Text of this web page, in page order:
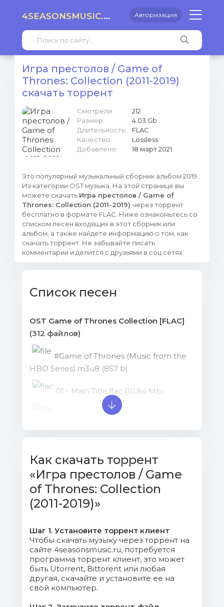
4SEASONSMUSIC.RU Авторизация
Игра престолов / Game of
Thrones: Collection (2011-2019)
скачать торрент
Смотрели:
212
Размер:
4.03 Gb
Длительность:
FLAC
Качество:
Lossless
Добавлено:
18 март 2021
Это популярный музыкальный сборник альбом 2019 .
Из категории OST музыка, На этой странице вы
можете скачать Игра престолов / Game of
Thrones: Collection (2011-2019) через торрент
бесплатно в формате FLAC. Ниже ознакомьтесь со
списком песен входящих в этот сборник или
альбом, а также найдете информацию о том, как
скачать торрент. Не забывайте писать
комментарии и делится с друзьями в соц сетях.
Список песен
OST Game of Thrones Collection [FLAC]
(312 файлов)
#Game of Thrones (Music from the
HBO Series).m3u8 (857 b)
01 - Main Title.flac (10.84 Mb)
02 - North Of The Wall.flac (16.23
04 - The Kingsroad.flac (9.72 Mb)
05 - The King's Arrival.flac (20.3 Mb)
07 - A Raven From King's
Landing.flac (6.05 Mb)
08 - The Wall.flac (9.73 Mb)
Как скачать торрент
«Игра престолов / Game
of Thrones: Collection
(2011-2019)»
Шаг 1. Установите торрент клиент
Чтобы скачать музыку через торрент на
сайте 4seasonsmusic.ru, потребуется
программа торрент клиент, это может
быть Utorrent, Bittorent или любая
другая, скачайте и установите ее на
свой компьютер.